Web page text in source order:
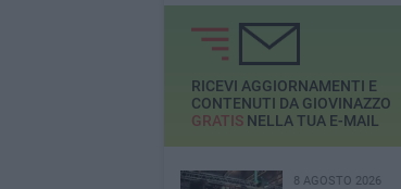
RICEVI AGGIORNAMENTI E
CONTENUTI DA GIOVINAZZO
GRATISNELLA TUA E-MAIL
8 AGOSTO 2026